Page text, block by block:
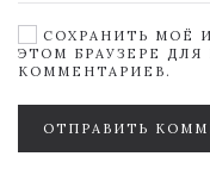
СОХРАНИТЬ МОЁ
ЭТОМ БРАУЗЕРЕ
КОММЕНТАРИЕВ.
ОТПРАВИТЬ